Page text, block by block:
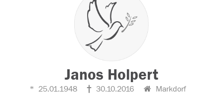
Janos Holpert
25.01.1948 30.10.2016 Markdorf